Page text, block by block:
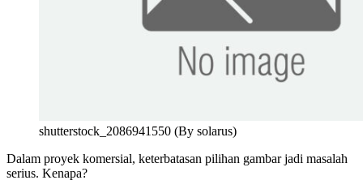
shutterstock_2086941550 (By solarus)
Dalam proyek komersial, keterbatasan pilihan gambar jadi masalah
serius. Kenapa?